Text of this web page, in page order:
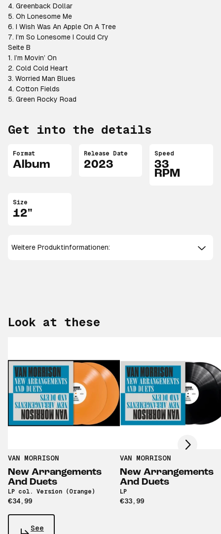
4. Greenback Dollar
5. Oh Lonesome Me
6. I Wish Was An Apple On A Tree
7. I’m So Lonesome I Could Cry
Seite B
1. I’m Movin’ On
2. Cold Cold Heart
3. Worried Man Blues
4. Cotton Fields
5. Green Rocky Road
Get into the details
Format
Album
Release Date
2023
Speed
33
RPM
Size
12"
Weitere Produktinformationen:
Look at these
VAN MORRISON
New Arrangements
And Duets
LP col. Version (Orange)
€34,99
VAN MORRISON
New Arrangements
And Duets
LP
€33,99
Scroll right
See